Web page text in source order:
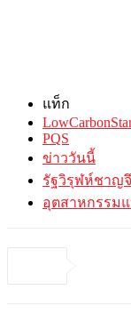
แท็ก
PQS
ข่าววันนี้
รัฐวิรุฬห์ชาญ
อุตสาหกรรม